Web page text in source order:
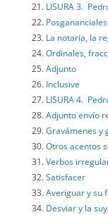
LISURA 3.
La notaria, la
Ordinales,
Adjunto
Inclusive
LISURA 4.
Adjunto envío
Gravámenes y
Otros acentos
Verbos
Satisfacer
Averiguar y su
Desviar y la